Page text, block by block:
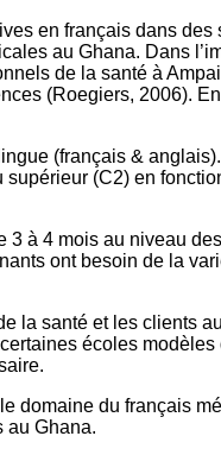
en français dans
au Ghana. Dans
de la santé à
(Roegiers, 2006).
(français &
(C2) en
à 4 mois au niveau
ont besoin de la
la santé et les clients
écoles
domaine du français
au Ghana.